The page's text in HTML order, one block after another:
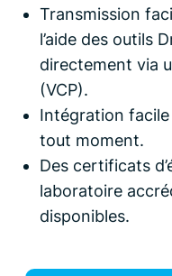
Transmission
l’aide des outils
directement via
(VCP).
Intégration
tout moment.
Des certificats
laboratoire
disponibles.